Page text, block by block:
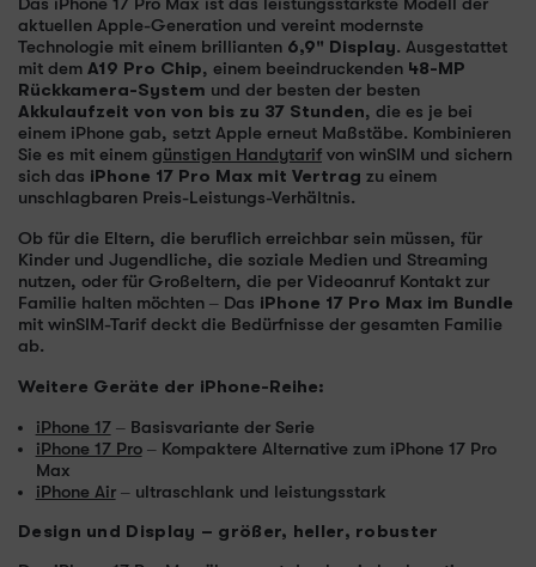
Das iPhone 17 Pro Max ist das leistungsstärkste Modell der
aktuellen Apple-Generation und vereint modernste
Technologie mit einem brillianten 6,9" Display. Ausgestattet
mit dem A19 Pro Chip, einem beeindruckenden 48-MP
Rückkamera-System und der besten der besten
Akkulaufzeit von von bis zu 37 Stunden, die es je bei
einem iPhone gab, setzt Apple erneut Maßstäbe. Kombinieren
Sie es mit einem günstigen Handytarif von winSIM und sichern
sich das iPhone 17 Pro Max mit Vertrag zu einem
unschlagbaren Preis-Leistungs-Verhältnis.
Ob für die Eltern, die beruflich erreichbar sein müssen, für
Kinder und Jugendliche, die soziale Medien und Streaming
nutzen, oder für Großeltern, die per Videoanruf Kontakt zur
Familie halten möchten – Das iPhone 17 Pro Max im Bundle
mit winSIM-Tarif deckt die Bedürfnisse der gesamten Familie
ab.
Weitere Geräte der iPhone-Reihe:
iPhone 17– Basisvariante der Serie
iPhone 17 Pro– Kompaktere Alternative zum iPhone 17 Pro
Max
iPhone Air– ultraschlank und leistungsstark
Design und Display – größer, heller, robuster